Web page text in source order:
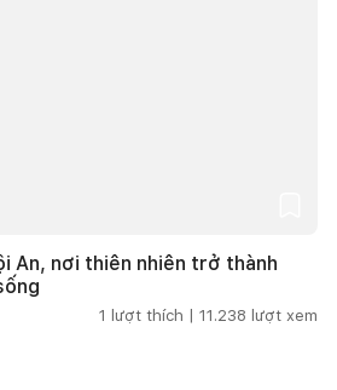
An, nơi thiên nhiên trở thành
1 lượt thích | 11.238 lượt xem